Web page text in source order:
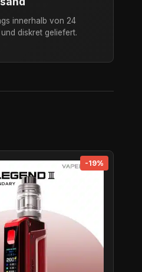
innerhalb von 24
diskret geliefert.
-19%